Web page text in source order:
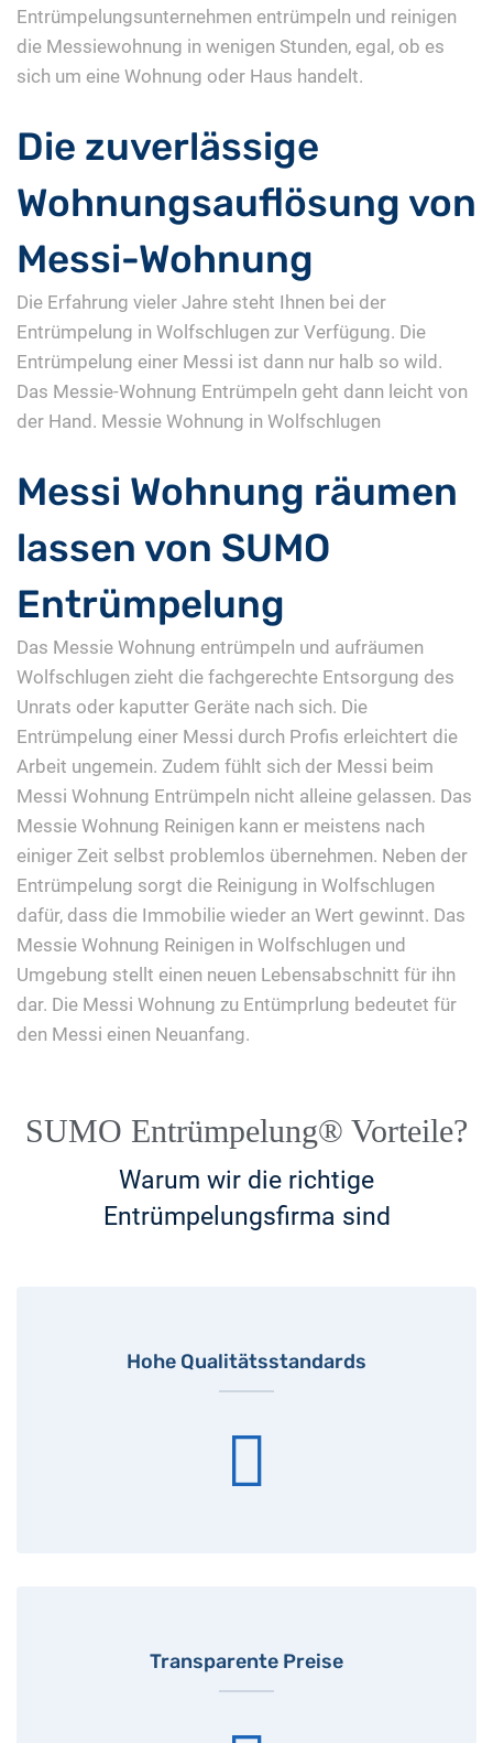
Entrümpelungsunternehmen entrümpeln und reinigen
die Messiewohnung in wenigen Stunden, egal, ob es
sich um eine Wohnung oder Haus handelt.
Die zuverlässige
Wohnungsauflösung von
Messi-Wohnung
Die Erfahrung vieler Jahre steht Ihnen bei der
Entrümpelung in Wolfschlugen zur Verfügung. Die
Entrümpelung einer Messi ist dann nur halb so wild.
Das Messie-Wohnung Entrümpeln geht dann leicht von
der Hand. Messie Wohnung in Wolfschlugen
Messi Wohnung räumen
lassen von SUMO
Entrümpelung
Das Messie Wohnung entrümpeln und aufräumen
Wolfschlugen zieht die fachgerechte Entsorgung des
Unrats oder kaputter Geräte nach sich. Die
Entrümpelung einer Messi durch Profis erleichtert die
Arbeit ungemein. Zudem fühlt sich der Messi beim
Messi Wohnung Entrümpeln nicht alleine gelassen. Das
Messie Wohnung Reinigen kann er meistens nach
einiger Zeit selbst problemlos übernehmen. Neben der
Entrümpelung sorgt die Reinigung in Wolfschlugen
dafür, dass die Immobilie wieder an Wert gewinnt. Das
Messie Wohnung Reinigen in Wolfschlugen und
Umgebung stellt einen neuen Lebensabschnitt für ihn
dar. Die Messi Wohnung zu Entümprlung bedeutet für
den Messi einen Neuanfang.
SUMO Entrümpelung® Vorteile?
Warum wir die richtige
Entrümpelungsfirma sind
Hohe Qualitätsstandards
Transparente Preise